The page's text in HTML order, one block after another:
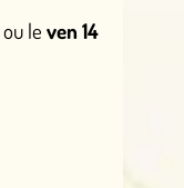
ou le ven 14